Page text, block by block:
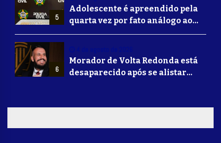
5
Adolescente é apreendido pela
quarta vez por fato análogo ao
tráfico de drogas durante
Barra Mansa
6
Morador de Volta Redonda está
desaparecido após se alistar